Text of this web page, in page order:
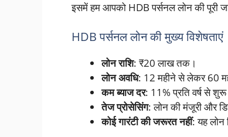
इसमें हम आपको HDB पर्सनल लोन की पूरी
HDB पर्सनल लोन की मुख्य विशेषताएं
लोन राशि: ₹20 लाख तक।
लोन अवधि: 12 महीने से लेकर 60
कम ब्याज दर: 11% प्रति वर्ष से
तेज प्रोसेसिंग: लोन की मंजूरी और
कोई गारंटी की जरूरत नहीं: यह लोन